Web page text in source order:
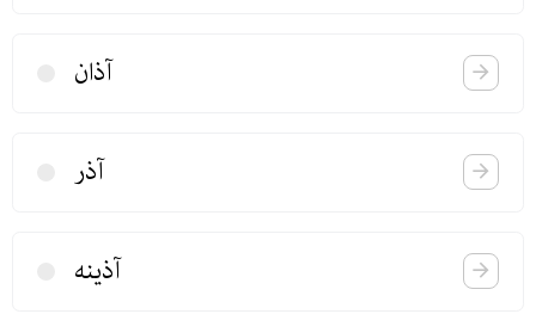
آذان
آذر
آذینه